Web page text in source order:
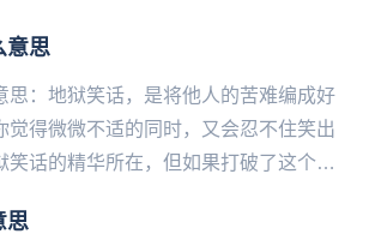
意思
思：地狱笑话，是将他人的苦难编成好
觉得微微不适的同时，又会忍不住笑出
笑话的精华所在，但如果打破了这个平
思